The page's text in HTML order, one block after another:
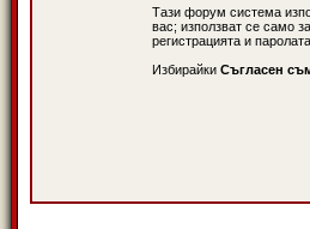
Тази форум система
вас; използват се само
регистрацията и
Избирайки Съгласен